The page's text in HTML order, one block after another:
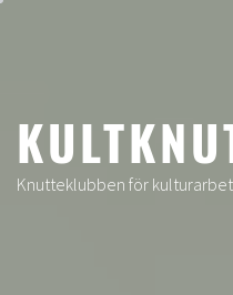
Knutteklubben för